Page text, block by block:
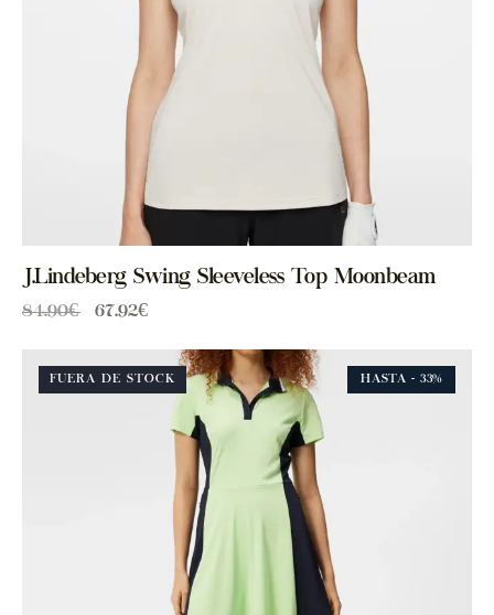
J.Lindeberg Swing Sleeveless Top Moonbeam
84.90€ 67.92€
FUERA DE STOCK HASTA - 33%